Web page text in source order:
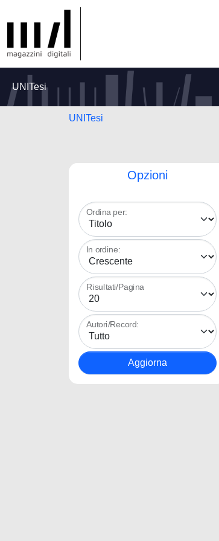
UNITesi
UNITesi
Opzioni
Ordina per:
In ordine:
Risultati/Pagina
Autori/Record: